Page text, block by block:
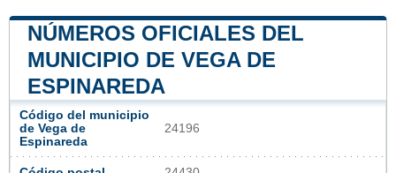
NÚMEROS OFICIALES DEL
MUNICIPIO DE VEGA DE
ESPINAREDA
Código del municipio
de Vega de
Espinareda
24196